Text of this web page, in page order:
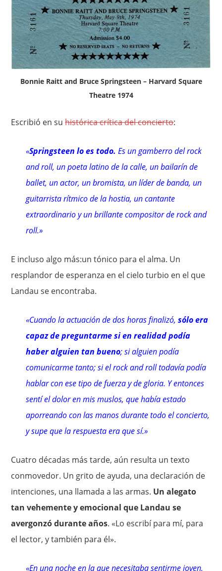
Bonnie Raitt and Bruce Springsteen – Harvard Square
Theatre 1974
Escribió en suhistórica crítica del concierto:
«Springsteen lo es todo. Es un gamberro del rock
and roll, un poeta latino de la calle, un bailarín de
ballet, un actor, un bromista, un líder de banda, un
guitarrista rítmico de la hostia, un cantante
extraordinario y un brillante compositor de rock and
roll.»
E incluso algo más:un tónico para el alma. Un
resplandor de esperanza en el cielo turbio en el que
Landau se encontraba.
«Cuando la actuación de dos horas finalizó,sólo era
capaz de preguntarme si en realidad podía
haber alguien tan bueno; si alguien podía
comunicarme tanto; si el rock and roll todavía podía
hablar con ese tipo de fuerza y de gloria. Y entonces
sentí el dolor en mis muslos, que había estado
aporreando con las manos durante todo el concierto,
y supe que la respuesta era que sí.»
Cuatro décadas más tarde, aún resulta un texto
conmovedor. Un grito de ayuda, una declaración de
intenciones, una llamada a las armas. Un alegato
tan vehemente y emocional que Landau se
avergonzó durante años. «Lo escribí para mí, para
el lector, y también para él».
«En una noche en la que necesitaba sentirme joven,